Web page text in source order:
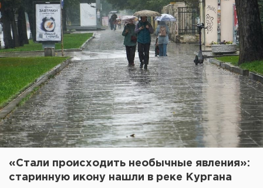
«Стали происходить необычные явления»:
старинную икону нашли в реке Кургана